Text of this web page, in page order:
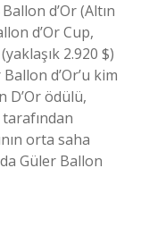
d’Or (Altın
d’Or Cup,
2.920 $)
d’Or’u kim
D’Or ödülü,
orta saha
Güler Ballon